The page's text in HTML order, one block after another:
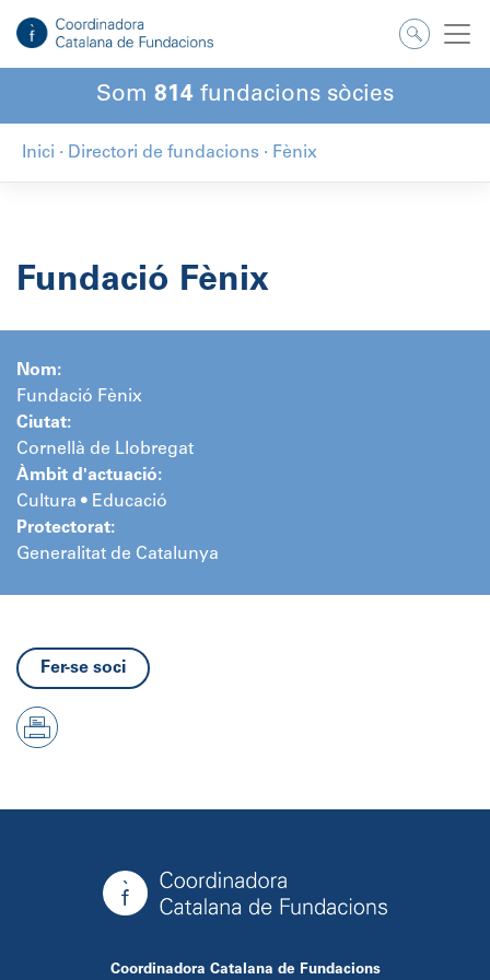
contingut
Som 814 fundacions sòcies
Inici · Directori de fundacions · Fènix
Fundació Fènix
Nom:
Fundació Fènix
Ciutat:
Cornellà de Llobregat
Àmbit d'actuació:
Cultura • Educació
Protectorat:
Generalitat de Catalunya
Fer-se soci
Coordinadora Catalana de Fundacions